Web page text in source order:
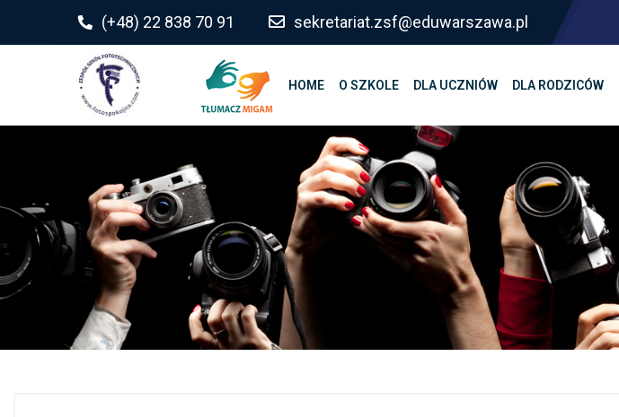
(+48) 22 838 70 91 sekretariat.zsf@eduwarszawa.pl
HOME O SZKOLE DLA UCZNIÓW DLA RODZICÓW